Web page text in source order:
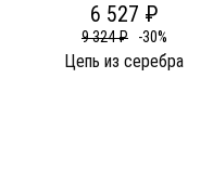
6 527 ₽
9 324 ₽ -30%
Цепь из серебра